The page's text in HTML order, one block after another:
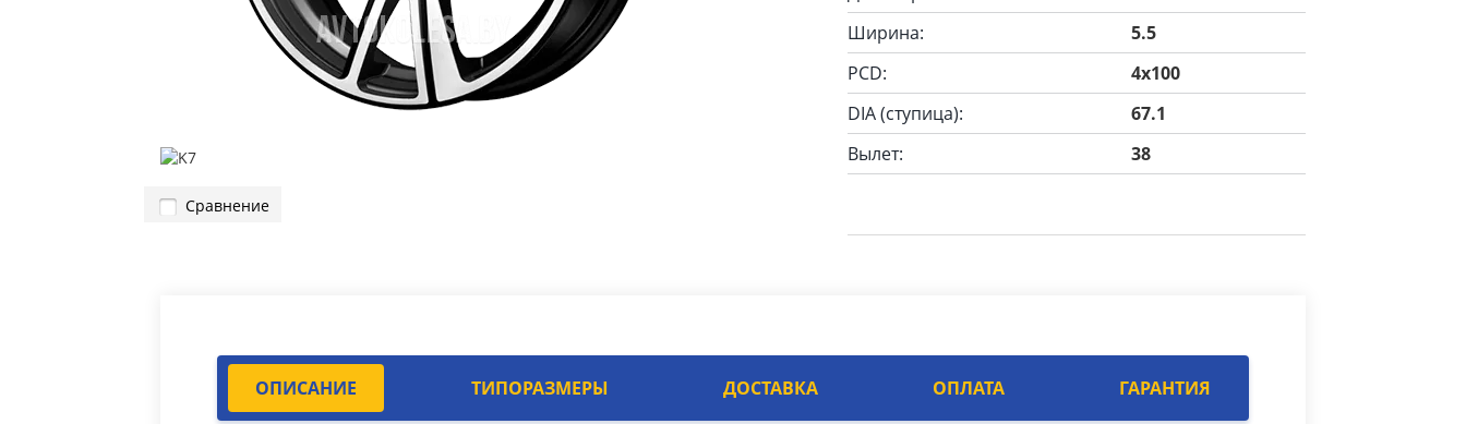
Сравнение
Ширина:
5.5
PCD:
4x100
DIA (ступица):
67.1
Вылет:
38
ОПИСАНИЕ ТИПОРАЗМЕРЫ ДОСТАВКА ОПЛАТА ГАРАНТИЯ